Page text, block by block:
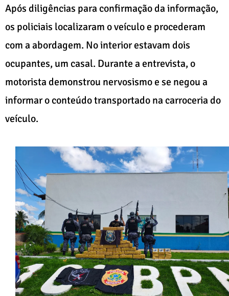
Após diligências para confirmação da informação,
os policiais localizaram o veículo e procederam
com a abordagem. No interior estavam dois
ocupantes, um casal. Durante a entrevista, o
motorista demonstrou nervosismo e se negou a
informar o conteúdo transportado na carroceria do
veículo.